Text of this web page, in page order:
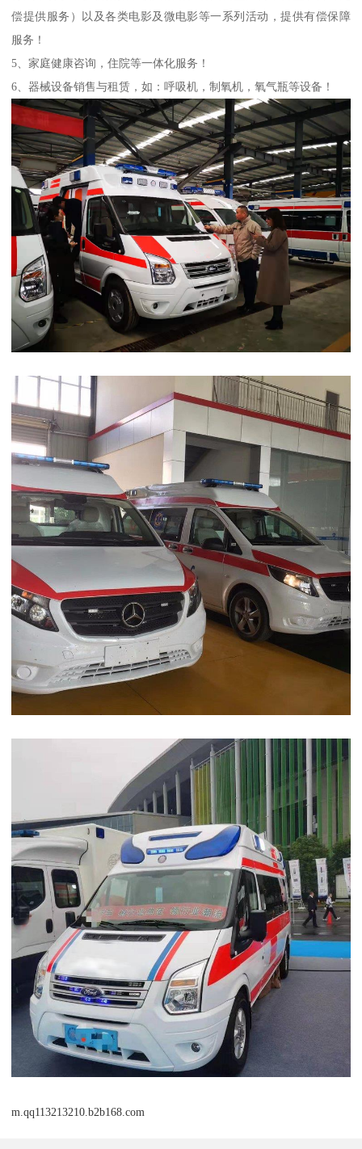
偿提供服务）以及各类电影及微电影等一系列活动，提供有偿保障
服务！
5、家庭健康咨询，住院等一体化服务！
6、器械设备销售与租赁，如：呼吸机，制氧机，氧气瓶等设备！
m.qq113213210.b2b168.com